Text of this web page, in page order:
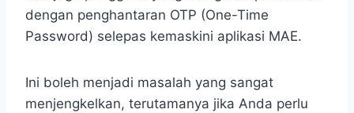
dengan penghantaran OTP (One-Time
Password) selepas kemaskini aplikasi MAE.
Ini boleh menjadi masalah yang sangat
menjengkelkan, terutamanya jika Anda perlu